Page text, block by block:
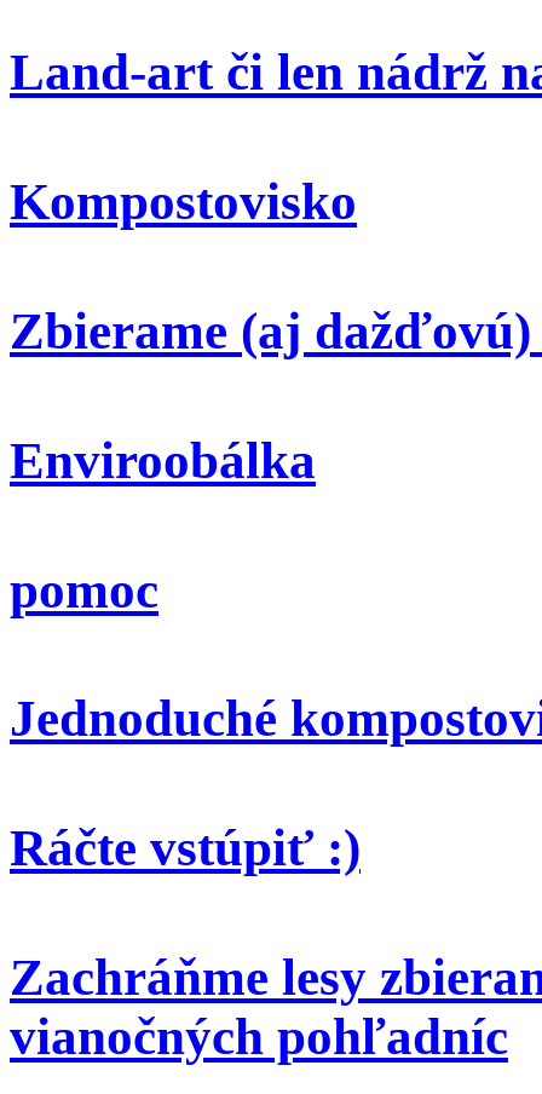
Land-art či len nádrž
Kompostovisko
Zbierame (aj
Enviroobálka
pomoc
Jednoduché
Ráčte vstúpiť :)
Zachráňme lesy
vianočných pohľadníc